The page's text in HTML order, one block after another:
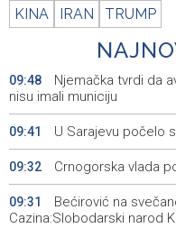
KINA IRAN TRUMP
09:48
Njemačka tvrdi da
nisu imali municiju
09:41 U Sarajevu počelo
09:32 Crnogorska vlada
09:31
Bećirović na
Cazina:Slobodarski narod